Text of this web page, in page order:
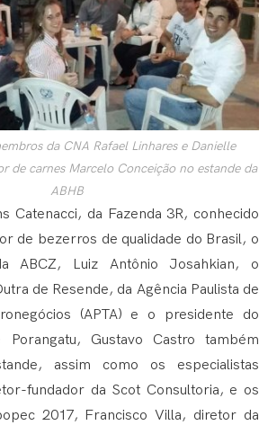
da CNA Rafael Linhares e Danielle
de carnes Marcelo Conceição no estande da
ABHB
Catenacci, da Fazenda 3R, conhecido
de bezerros de qualidade do Brasil, o
ABCZ, Luiz Antônio Josahkian, o
de Resende, da Agência Paulista de
(APTA) e o presidente do
Porangatu, Gustavo Castro também
assim como os especialistas
fundador da Scot Consultoria, e os
2017, Francisco Villa, diretor da